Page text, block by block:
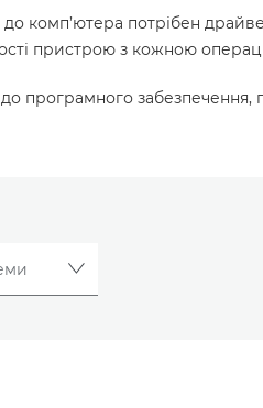
комп’ютера потрібен
пристрою з кожною
програмного забезпечення,